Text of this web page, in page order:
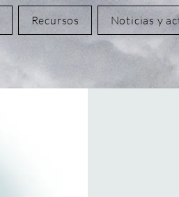
Recursos Noticias y